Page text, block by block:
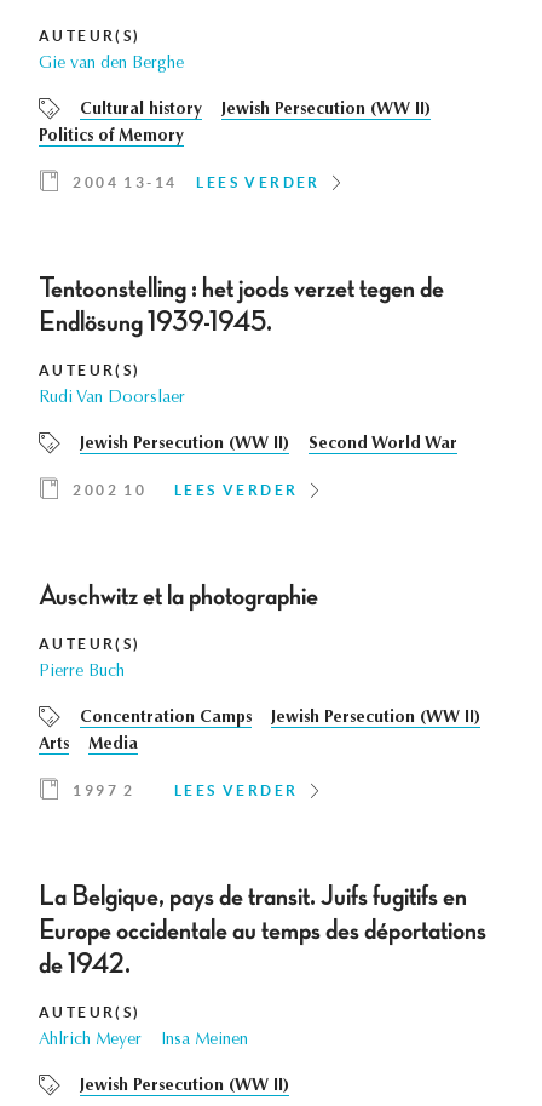
AUTEUR(S)
Gie van den Berghe
Cultural history
Jewish Persecution (WW II)
Politics of Memory
2004 13-14 LEES VERDER
Tentoonstelling : het joods verzet tegen de
Endlösung 1939-1945.
AUTEUR(S)
Rudi Van Doorslaer
Jewish Persecution (WW II) Second World War
2002 10 LEES VERDER
Auschwitz et la photographie
AUTEUR(S)
Pierre Buch
Concentration Camps
Jewish Persecution (WW II)
Arts
Media
1997 2 LEES VERDER
La Belgique, pays de transit. Juifs fugitifs en
Europe occidentale au temps des déportations
de 1942.
AUTEUR(S)
Ahlrich Meyer Insa Meinen
Jewish Persecution (WW II)